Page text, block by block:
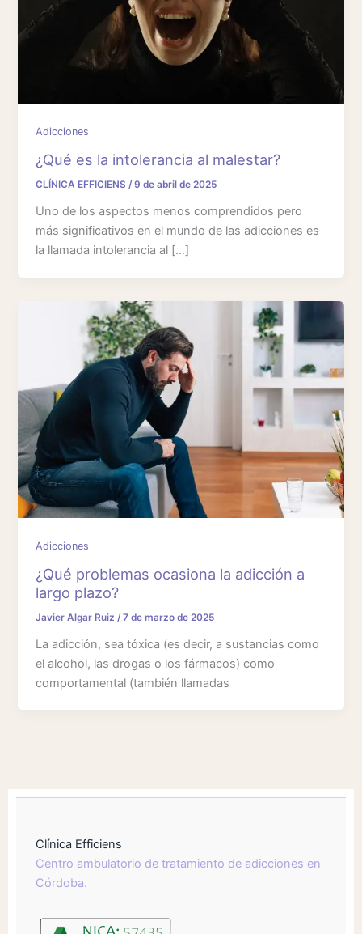
Adicciones
¿Qué es la intolerancia al malestar?
CLÍNICA EFFICIENS/9 de abril de 2025
Uno de los aspectos menos comprendidos pero
más significativos en el mundo de las adicciones es
la llamada intolerancia al […]
Adicciones
¿Qué problemas ocasiona la adicción a
largo plazo?
Javier Algar Ruiz /7 de marzo de 2025
La adicción, sea tóxica (es decir, a sustancias como
el alcohol, las drogas o los fármacos) como
comportamental (también llamadas
Clínica Efficiens
Centro ambulatorio de tratamiento de adicciones en
Córdoba.